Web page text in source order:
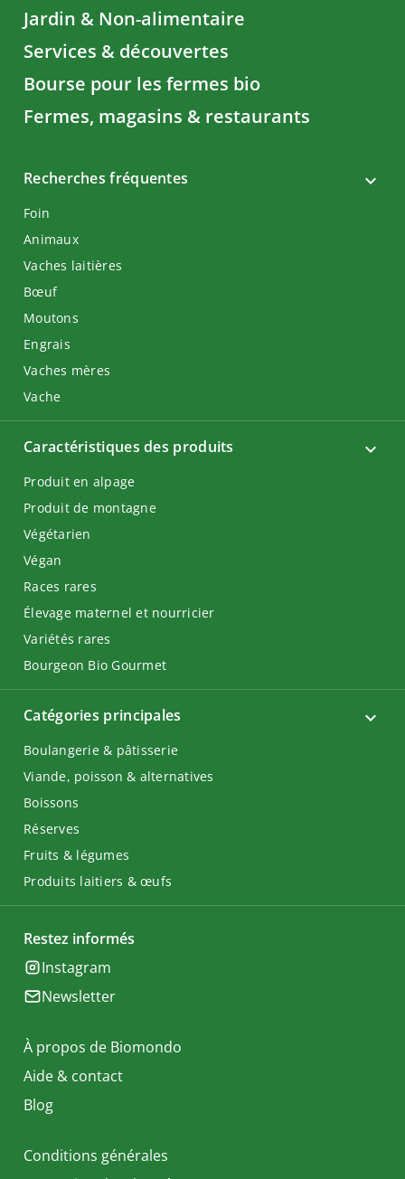
Jardin & Non-alimentaire
Services & découvertes
Bourse pour les fermes bio
Fermes, magasins & restaurants
Recherches fréquentes
Foin
Animaux
Vaches laitières
Bœuf
Moutons
Engrais
Vaches mères
Vache
Catégories principales
Boulangerie & pâtisserie
Viande, poisson & alternatives
Boissons
Réserves
Fruits & légumes
Produits laitiers & œufs
Caractéristiques des produits
Produit en alpage
Produit de montagne
Végétarien
Végan
Races rares
Élevage maternel et nourricier
Variétés rares
Bourgeon Bio Gourmet
Restez informés
Instagram
Newsletter
À propos de Biomondo
Aide & contact
Blog
Conditions générales